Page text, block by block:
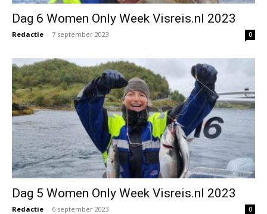
Dag 6 Women Only Week Visreis.nl 2023
Redactie - 7 september 2023 0
Dag 5 Women Only Week Visreis.nl 2023
Redactie - 6 september 2023 0